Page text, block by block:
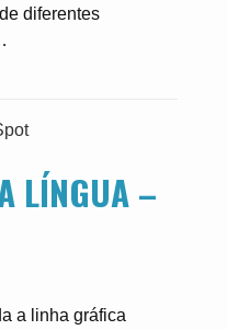
diferentes
LÍNGUA –
a linha gráfica